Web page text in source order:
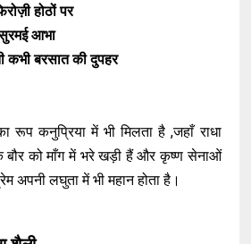
होठों पर
सुरमई आभा
कभी बरसात की दुपहर
रूप कनुप्रिया में भी मिलता है ,जहाँ राधा
बौर को माँग में भरे खड़ी हैं और कृष्ण सेनाओं
अपनी लघुता में भी महान होता है।